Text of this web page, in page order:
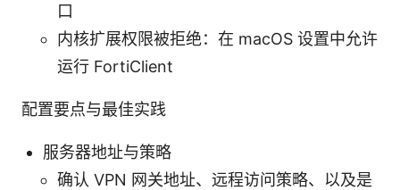
口
内核扩展权限被拒绝：在 macOS 设置中允许
运行 FortiClient
配置要点与最佳实践
服务器地址与策略
确认 VPN 网关地址、远程访问策略、以及是